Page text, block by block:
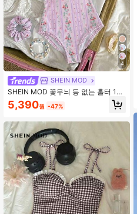
4
SHEIN MOD
SHEIN MOD 꽃무늬 등 없는 홀터 1피
스 수영복
5,390원 -47%